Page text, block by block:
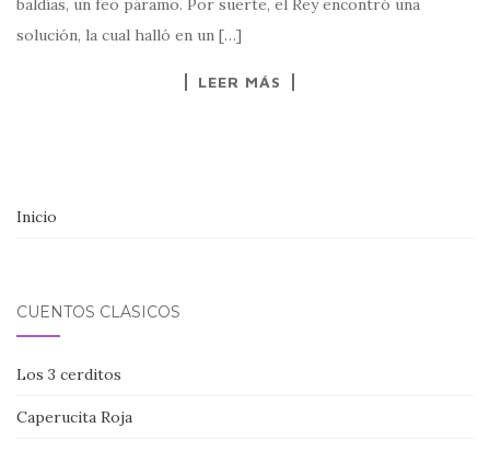
baldías, un feo páramo. Por suerte, el Rey encontró una
solución, la cual halló en un […]
LEER MÁS
Inicio
CUENTOS CLÁSICOS
Los 3 cerditos
Caperucita Roja